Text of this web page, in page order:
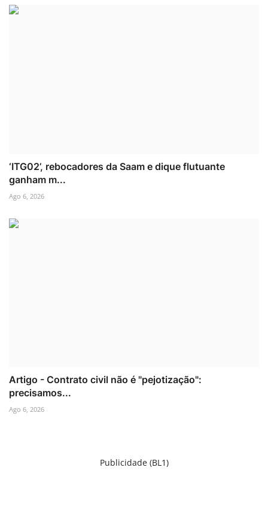
‘ITG02’, rebocadores da Saam e dique flutuante
ganham m...
Ago 6, 2026
Artigo - Contrato civil não é "pejotização":
precisamos...
Ago 6, 2026
Publicidade (BL1)